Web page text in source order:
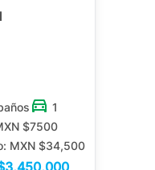
1
$7500
MXN $34,500